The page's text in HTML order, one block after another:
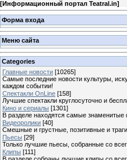
[Информационный портал Teatral.in]
Форма входа
Меню сайта
Categories
Главные новости [10265]
Самые последние новости культуры,
каждом событии!
Спектакли OnLine [158]
Лучшие спектакли круглосуточно и
Кино и сериалы [1301]
В разделе находятся самые
Видеоролики [40]
Смешные и грустные, позитивные и
Пьесы [29]
Только лучшие пьесы, собранные со
Клипы [111]